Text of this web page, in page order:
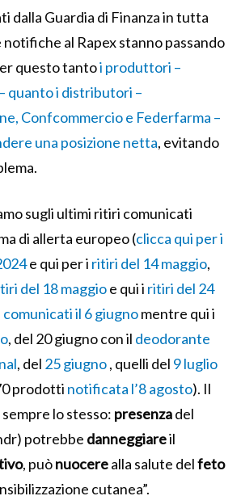
dalla Guardia di Finanza in tutta
al Rapex stanno passando
questo tantoi produttori –
quanto i distributori –
Confcommercio e Federfarma –
una posizione netta, evitando
sugli ultimi ritiri comunicati
di allerta europeo (clicca qui per i
e qui per i ritiri del 14 maggio,
del 18 maggioe qui i ritiri del 24
comunicati il 6 giugnomentre qui i
, del 20 giugno con il deodorante
, del 25 giugno, quelli del 9 luglio
prodotti notificata l’8 agosto). Il
lo stesso: presenzadel
potrebbe danneggiareil
, puònuocerealla salute delfeto
cutanea”.